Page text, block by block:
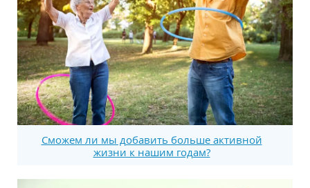
Сможем ли мы добавить больше активной
жизни к нашим годам?